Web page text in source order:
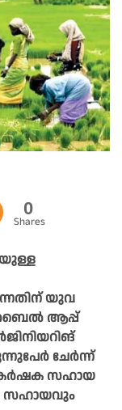
0
Shares
യുവ
ആപ്പ്
ചേർന്ന്
‘കർഷക സഹായ
സഹായവും